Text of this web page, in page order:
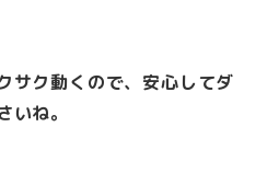
サク動くので、安心してダ
ね。